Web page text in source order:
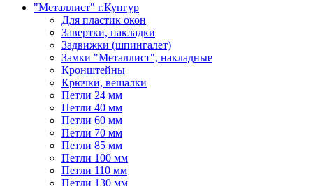
"Металлист" г.Кунгур
Для пластик окон
Завертки, накладки
Задвижки (шпингалет)
Замки "Металлист", накладные
Кронштейны
Крючки, вешалки
Петли 24 мм
Петли 40 мм
Петли 60 мм
Петли 70 мм
Петли 85 мм
Петли 100 мм
Петли 110 мм
Петли 130 мм